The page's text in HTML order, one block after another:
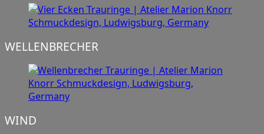
WELLENBRECHER
WIND